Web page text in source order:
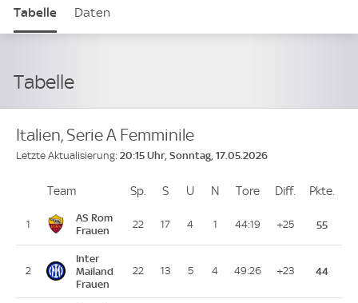
Tabelle Daten
Tabelle
Italien, Serie A Femminile
Letzte Aktualisierung: 20:15 Uhr, Sonntag, 17.05.2026
PlatzTeam Sp. Spiele
S Siege
U Unentschieden
N Niederlagen
Tore ToreDiff. Differenz
Pkte.
1
AS Rom
Frauen
22 17 4 1 44:19 +25 55
2
Inter
Mailand
Frauen
22 13 5 4 49:26 +23 44